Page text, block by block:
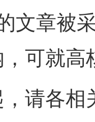
文章被
可就高
请各